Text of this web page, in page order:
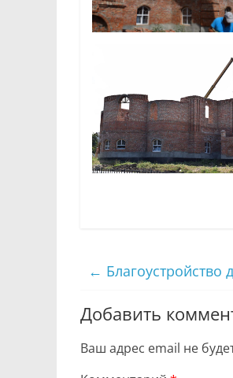
← Благоустройство
Добавить
Ваш адрес email не